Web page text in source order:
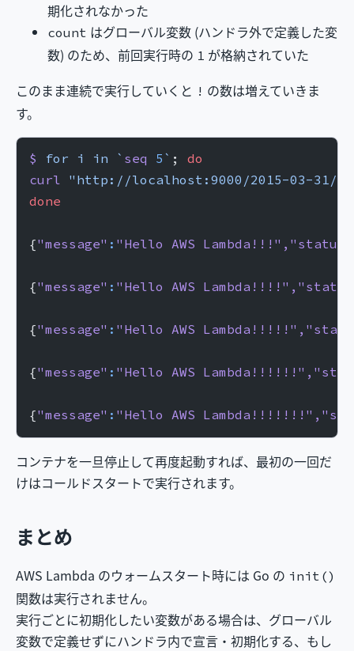
期化されなかった
count はグローバル変数 (ハンドラ外で定義した変
数) のため、前回実行時の 1 が格納されていた
このまま連続で実行していくと ! の数は増えていきま
す。
$ for i in ` seq 5` ; do
curl "http://localhost:9000/2015-03-31/
done
{"message" : "Hello AWS Lambda!!!" ,
{"message" : "Hello AWS Lambda!!!!" ,
{"message" : "Hello AWS Lambda!!!!!" ,
{"message" : "Hello AWS Lambda!!!!!!" ,
{"message" : "Hello AWS Lambda!!!!!!!" ,
コンテナを一旦停止して再度起動すれば、最初の一回だ
けはコールドスタートで実行されます。
まとめ
AWS Lambda のウォームスタート時には Go の init()
関数は実行されません。
実行ごとに初期化したい変数がある場合は、グローバル
変数で定義せずにハンドラ内で宣言・初期化する、もし